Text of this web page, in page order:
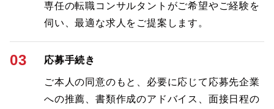
専任の転職コンサルタントがご希望やご経験を
伺い、最適な求人をご提案します。
03 応募手続き
ご本人の同意のもと、必要に応じて応募先企業
への推薦、書類作成のアドバイス、面接日程の